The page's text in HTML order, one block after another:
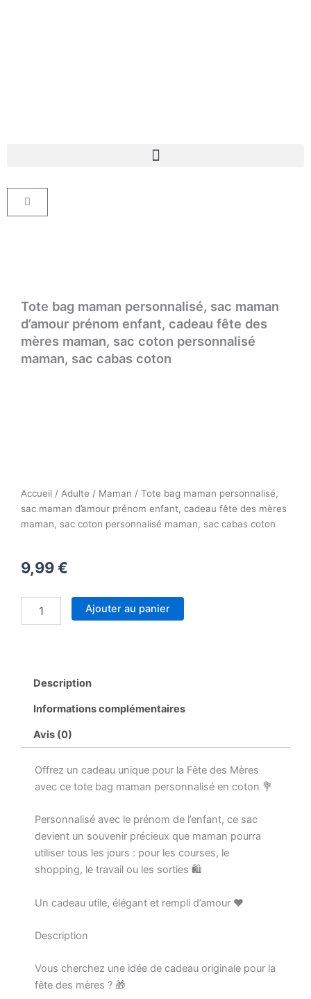
Panier
Tote bag maman personnalisé, sac maman
d’amour prénom enfant, cadeau fête des
mères maman, sac coton personnalisé
maman, sac cabas coton
Accueil / Adulte / Maman / Tote bag maman personnalisé,
sac maman d’amour prénom enfant, cadeau fête des mères
maman, sac coton personnalisé maman, sac cabas coton
9,99€
sac
d’amour
prénom
enfant,
fête
des
sac
coton
personnalisé
maman,
coton
Ajouter au panier
Description
Informations complémentaires
Avis (0)
Offrez un cadeau unique pour la Fête des Mères
avec ce tote bag maman personnalisé en coton 💐
Personnalisé avec le prénom de l’enfant, ce sac
devient un souvenir précieux que maman pourra
utiliser tous les jours : pour les courses, le
shopping, le travail ou les sorties 🛍️
Un cadeau utile, élégant et rempli d’amour ❤️
Description
Vous cherchez une idée de cadeau originale pour la
fête des mères ? 🎁